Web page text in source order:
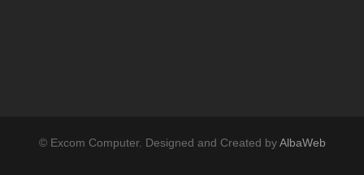
© Excom Computer. Designed and Created byAlbaWeb